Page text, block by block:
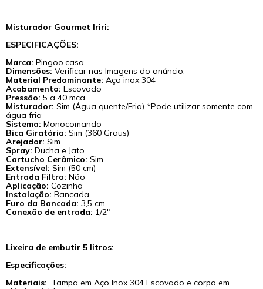
Misturador Gourmet Iriri:
ESPECIFICAÇÕES:
Marca: Pingoo.casa
Dimensões: Verificar nas Imagens do anúncio.
Material Predominante: Aço inox 304
Acabamento:Escovado
Pressão: 5 a 40 mca
Misturador: Sim (Água quente/Fria) *Pode utilizar somente com
água fria
Sistema: Monocomando
Bica Giratória:Sim (360 Graus)
Arejador:Sim
Spray: Ducha e Jato
Cartucho Cerâmico: Sim
Extensível:Sim (50 cm)
Entrada Filtro:Não
Aplicação:Cozinha
Instalação:Bancada
Furo da Bancada:3,5 cm
Conexão de entrada: 1/2"
Lixeira de embutir 5 litros:
Especificações:
Materiais: Tampa em Aço Inox 304 Escovado e corpo em